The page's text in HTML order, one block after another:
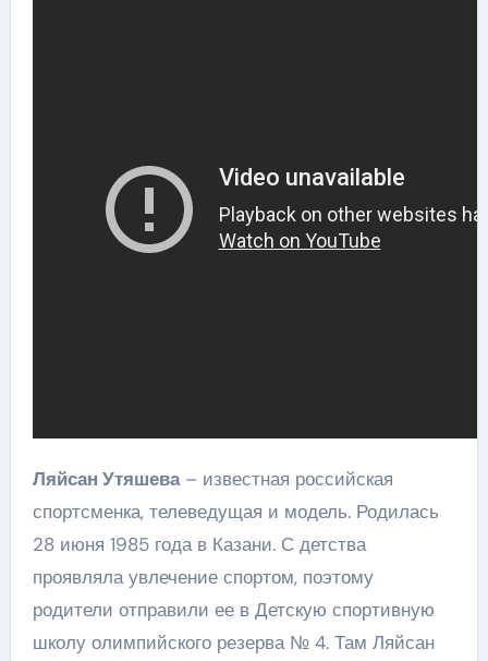
Ляйсан Утяшева– известная российская
спортсменка, телеведущая и модель. Родилась
28 июня 1985 года в Казани. С детства
проявляла увлечение спортом, поэтому
родители отправили ее в Детскую спортивную
школу олимпийского резерва № 4. Там Ляйсан